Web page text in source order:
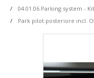
04.01.06 Parking system -
Park pilot posteriore incl.